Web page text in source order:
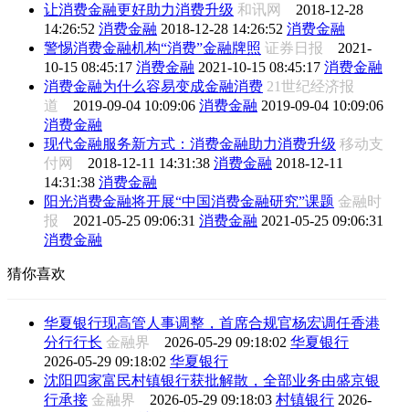
让消费金融更好助力消费升级 和讯网 2018-12-28
14:26:52 消费金融 2018-12-28 14:26:52 消费金融
警惕消费金融机构“消费”金融牌照 证券日报 2021-
10-15 08:45:17 消费金融 2021-10-15 08:45:17 消费金融
消费金融为什么容易变成金融消费 21世纪经济报
道 2019-09-04 10:09:06 消费金融 2019-09-04 10:09:06
消费金融
现代金融服务新方式：消费金融助力消费升级 移动支
付网 2018-12-11 14:31:38 消费金融 2018-12-11
14:31:38 消费金融
阳光消费金融将开展“中国消费金融研究”课题 金融时
报 2021-05-25 09:06:31 消费金融 2021-05-25 09:06:31
消费金融
猜你喜欢
华夏银行现高管人事调整，首席合规官杨宏调任香港
分行行长 金融界 2026-05-29 09:18:02 华夏银行
2026-05-29 09:18:02 华夏银行
沈阳四家富民村镇银行获批解散，全部业务由盛京银
行承接 金融界 2026-05-29 09:18:03 村镇银行 2026-